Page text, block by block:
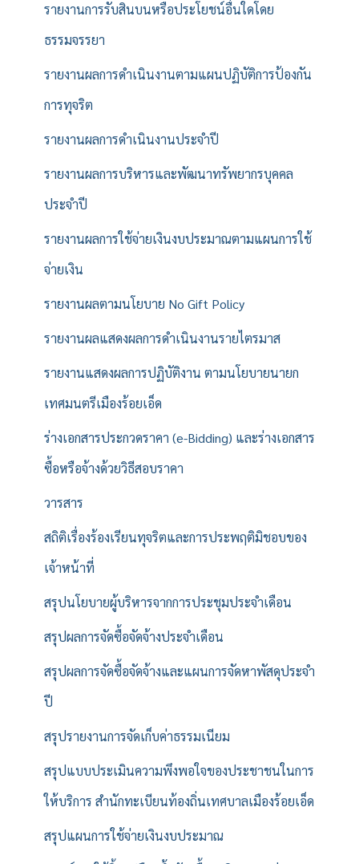
รายงานการรับสินบนหรือประโยชน์อื่นใดโดย
ธรรมจรรยา
รายงานผลการดำเนินงานตามแผนปฏิบัติการป้องกัน
การทุจริต
รายงานผลการดำเนินงานประจำปี
รายงานผลการบริหารและพัฒนาทรัพยากรบุคคล
ประจำปี
รายงานผลการใช้จ่ายเงินงบประมาณตามแผนการใช้
จ่ายเงิน
รายงานผลตามนโยบาย No Gift Policy
รายงานผลแสดงผลการดำเนินงานรายไตรมาส
รายงานแสดงผลการปฏิบัติงาน ตามนโยบายนายก
เทศมนตรีเมืองร้อยเอ็ด
ร่างเอกสารประกวดราคา (e-Bidding) และร่างเอกสาร
ซื้อหรือจ้างด้วยวิธีสอบราคา
วารสาร
สถิติเรื่องร้องเรียนทุจริตและการประพฤติมิชอบของ
เจ้าหน้าที่
สรุปนโยบายผู้บริหารจากการประชุมประจำเดือน
สรุปผลการจัดซื้อจัดจ้างประจำเดือน
สรุปผลการจัดซื้อจัดจ้างและแผนการจัดหาพัสดุประจำ
ปี
สรุปรายงานการจัดเก็บค่าธรรมเนียม
สรุปแบบประเมินความพึงพอใจของประชาชนในการ
ให้บริการ สำนักทะเบียนท้องถิ่นเทศบาลเมืองร้อยเอ็ด
สรุปแผนการใช้จ่ายเงินงบประมาณ